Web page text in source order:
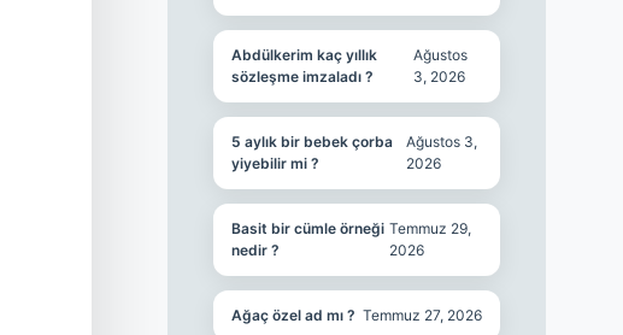
Abdülkerim kaç yıllık
sözleşme imzaladı ?
Ağustos
3, 2026
5 aylık bir bebek çorba
yiyebilir mi ?
Ağustos 3,
2026
Basit bir cümle örneği
nedir ?
Temmuz 29,
2026
Ağaç özel ad mı ? Temmuz 27, 2026